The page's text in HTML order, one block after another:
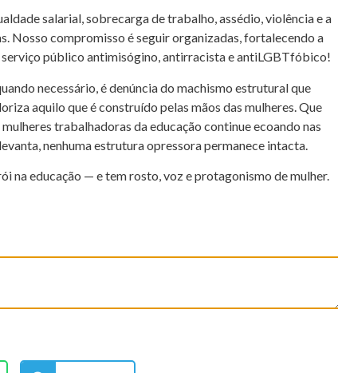
salarial, sobrecarga de trabalho, assédio, violência e a
Nosso compromisso é seguir organizadas, fortalecendo a
público antimisógino, antirracista e antiLGBTfóbico!
necessário, é denúncia do machismo estrutural que
aquilo que é construído pelas mãos das mulheres. Que
trabalhadoras da educação continue ecoando nas
nenhuma estrutura opressora permanece intacta.
na educação — e tem rosto, voz e protagonismo de mulher.